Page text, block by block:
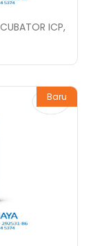
ICP,
Baru